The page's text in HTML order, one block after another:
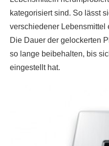
kategorisiert sind. So lässt
verschiedener Lebensmittel
Die Dauer der gelockerten
so lange beibehalten, bis
eingestellt hat.